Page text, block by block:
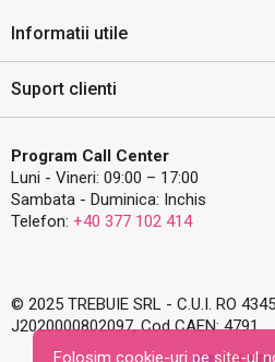
Informatii utile
Suport clienti
Program Call Center
Luni - Vineri: 09:00 – 17:00
Sambata - Duminica: Inchis
Telefon: +40 377 102 414
© 2025 TREBUIE SRL - C.U.I. RO
J2020000802097, Cod CAEN: 4791
Folosim cookie-uri pe site-ul